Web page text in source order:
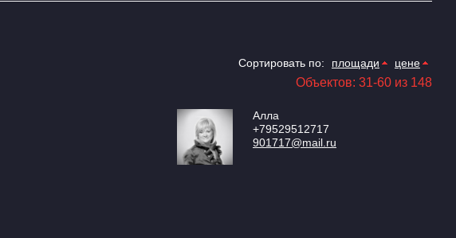
Сортировать по: площади цене
Объектов: 31-60 из 148
Алла
+79529512717
901717@mail.ru